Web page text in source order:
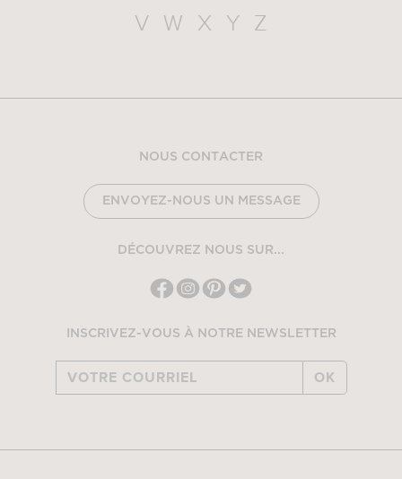
V
W X Y Z
NOUS CONTACTER
ENVOYEZ-NOUS UN MESSAGE
DÉCOUVREZ NOUS SUR...
INSCRIVEZ-VOUS À NOTRE NEWSLETTER
OK